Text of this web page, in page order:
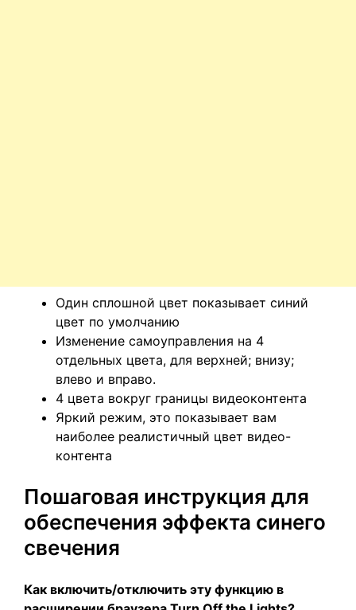
Один сплошной цвет показывает синий
цвет по умолчанию
Изменение самоуправления на 4
отдельных цвета, для верхней; внизу;
влево и вправо.
4 цвета вокруг границы видеоконтента
Яркий режим, это показывает вам
наиболее реалистичный цвет видео-
контента
Пошаговая инструкция для
обеспечения эффекта синего
свечения
Как включить/отключить эту функцию в